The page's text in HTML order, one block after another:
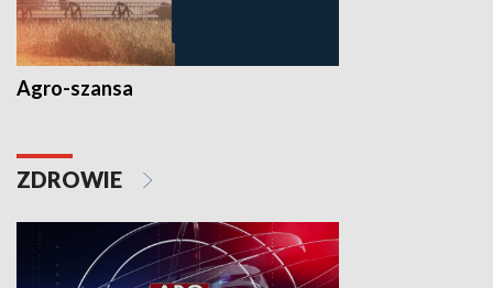
Agro-szansa
ZDROWIE